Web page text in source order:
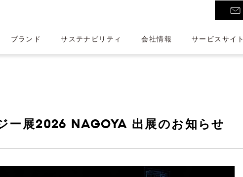
ブランド サステナビリティ 会社情報 サービスサイト
ー展2026 NAGOYA 出展のお知らせ